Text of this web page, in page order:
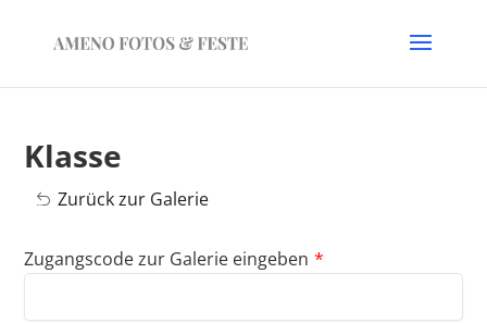
Klasse
Zurück zur Galerie
Zugangscode zur Galerie eingeben *